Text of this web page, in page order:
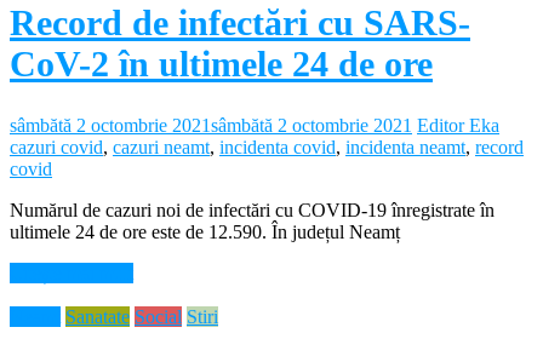
Record de infectări cu SARS-
CoV-2 în ultimele 24 de ore
sâmbătă 2 octombrie 2021sâmbătă 2 octombrie 2021 Editor Eka
cazuri covid, cazuri neamt, incidenta covid, incidenta neamt, record
covid
Numărul de cazuri noi de infectări cu COVID-19 înregistrate în
ultimele 24 de ore este de 12.590. În județul Neamț
Sanatate Social Stiri